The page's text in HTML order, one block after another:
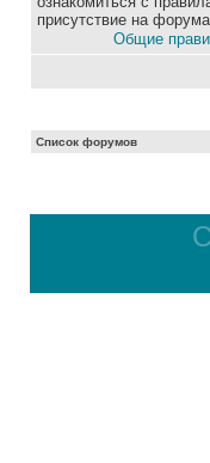
присутствие на
Общие
Список форумов